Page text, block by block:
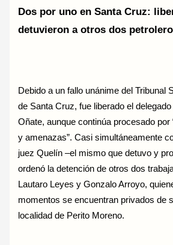
Dos por uno en Santa Cruz:
detuvieron a otros dos
Debido a un fallo unánime del Tribunal
de Santa Cruz, fue liberado el
Oñate, aunque continúa procesado por
y amenazas”. Casi simultáneamente
juez Quelín –el mismo que detuvo y
ordenó la detención de otros dos
Lautaro Leyes y Gonzalo Arroyo,
momentos se encuentran privados de
localidad de Perito Moreno.